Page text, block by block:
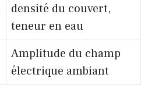
densité du couvert,
teneur en eau
Amplitude du champ
électrique ambiant